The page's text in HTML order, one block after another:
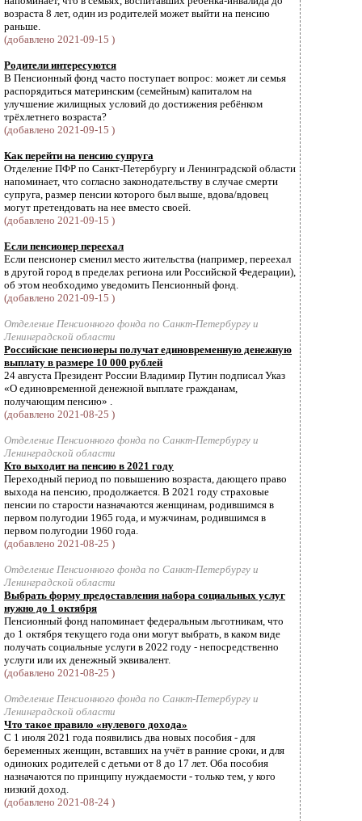
возраста 8 лет, один из родителей может выйти на пенсию
раньше.
(добавлено 2021-09-15 )
Родители интересуются
В Пенсионный фонд часто поступает вопрос: может ли семья
распорядиться материнским (семейным) капиталом на
улучшение жилищных условий до достижения ребёнком
трёхлетнего возраста?
(добавлено 2021-09-15 )
Как перейти на пенсию супруга
Отделение ПФР по Санкт-Петербургу и Ленинградской области
напоминает, что согласно законодательству в случае смерти
супруга, размер пенсии которого был выше, вдова/вдовец
могут претендовать на нее вместо своей.
(добавлено 2021-09-15 )
Если пенсионер переехал
Если пенсионер сменил место жительства (например, переехал
в другой город в пределах региона или Российской Федерации),
об этом необходимо уведомить Пенсионный фонд.
(добавлено 2021-09-15 )
Отделение Пенсионного фонда по Санкт-Петербургу и
Ленинградской области
Российские пенсионеры получат единовременную денежную
выплату в размере 10 000 рублей
24 августа Президент России Владимир Путин подписал Указ
«О единовременной денежной выплате гражданам,
получающим пенсию» .
(добавлено 2021-08-25 )
Отделение Пенсионного фонда по Санкт-Петербургу и
Ленинградской области
Кто выходит на пенсию в 2021 году
Переходный период по повышению возраста, дающего право
выхода на пенсию, продолжается. В 2021 году страховые
пенсии по старости назначаются женщинам, родившимся в
первом полугодии 1965 года, и мужчинам, родившимся в
первом полугодии 1960 года.
(добавлено 2021-08-25 )
Отделение Пенсионного фонда по Санкт-Петербургу и
Ленинградской области
Выбрать форму предоставления набора социальных услуг
нужно до 1 октября
Пенсионный фонд напоминает федеральным льготникам, что
до 1 октября текущего года они могут выбрать, в каком виде
получать социальные услуги в 2022 году - непосредственно
услуги или их денежный эквивалент.
(добавлено 2021-08-25 )
Отделение Пенсионного фонда по Санкт-Петербургу и
Ленинградской области
Что такое правило «нулевого дохода»
С 1 июля 2021 года появились два новых пособия - для
беременных женщин, вставших на учёт в ранние сроки, и для
одиноких родителей с детьми от 8 до 17 лет. Оба пособия
назначаются по принципу нуждаемости - только тем, у кого
низкий доход.
(добавлено 2021-08-24 )